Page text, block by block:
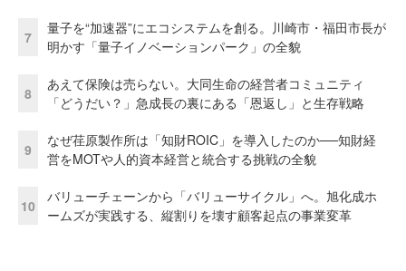
7
量子を“加速器”にエコシステムを創る。川崎市・福田市長が
明かす「量子イノベーションパーク」の全貌
8
あえて保険は売らない。大同生命の経営者コミュニティ
「どうだい？」急成長の裏にある「恩返し」と生存戦略
9
なぜ荏原製作所は「知財ROIC」を導入したのか──知財経
営をMOTや人的資本経営と統合する挑戦の全貌
10
バリューチェーンから「バリューサイクル」へ。旭化成ホ
ームズが実践する、縦割りを壊す顧客起点の事業変革